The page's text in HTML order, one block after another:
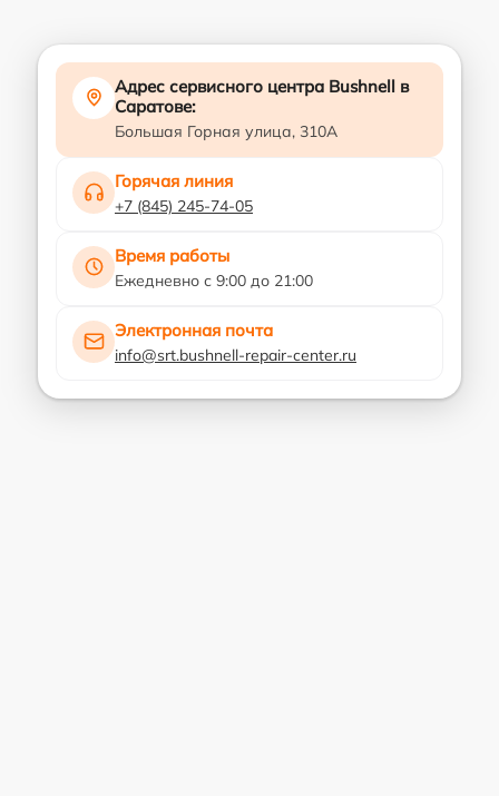
Адрес сервисного центра Bushnell в
Саратове:
Большая Горная улица, 310А
Горячая линия
+7 (845) 245-74-05
Время работы
Ежедневно с 9:00 до 21:00
Электронная почта
info@srt.bushnell-repair-center.ru